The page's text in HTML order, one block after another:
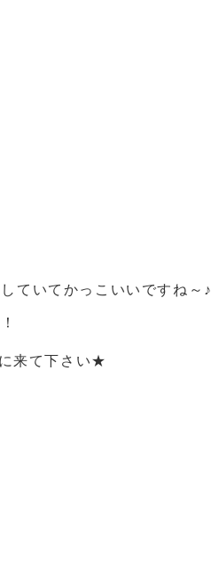
していてかっこいいですね～♪
来て下さい★